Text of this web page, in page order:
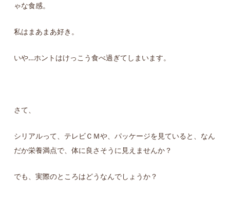
ゃな食感。
私はまあまあ好き。
いや…ホントはけっこう食べ過ぎてしまいます。
さて、
シリアルって、テレビＣＭや、パッケージを見ていると、なん
だか栄養満点で、体に良さそうに見えませんか？
でも、実際のところはどうなんでしょうか？